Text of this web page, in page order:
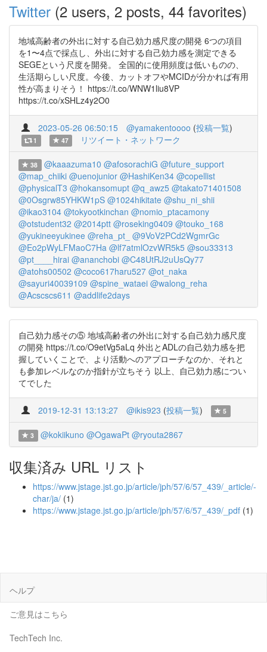
Twitter (2 users, 2 posts, 44 favorites)
地域高齢者の外出に対する自己効力感尺度の開発 6つの項目
を1〜4点で採点し、外出に対する自己効力感を測定できる
SEGEという尺度を開発。 全国的に使用頻度は低いものの、
生活期らしい尺度。今後、カットオフやMCIDが分かれば有用
性が高まりそう！ https://t.co/WNW1liu8VP
https://t.co/xSHLz4y2O0
2023-05-26 06:50:15 @yamakentoooo (投稿一覧)
1 47 リツイート・ネットワーク
38 @kaaazuma10 @afosorachiG @future_support
@map_chiiki @uenojunior @HashiKen34 @copellist
@physicalT3 @hokansomupt @q_awz5 @takato71401508
@0Osgrw85YHKW1pS @1024hikitate @shu_ni_shii
@ikao3104 @tokyootkinchan @nomio_ptacamony
@otstudent32 @2014ptt @roseking0409 @touko_168
@yukineeyukinee @reha_pt_ @9VoV2PCd2WgmrGc
@Eo2pWyLFMaoC7Ha @lf7atmlOzvWR5k5 @sou33313
@pt____hirai @ananchobi @C48UtRJ2uUsQy77
@atohs00502 @coco617haru527 @ot_naka
@sayuri40039109 @spine_wataei @walong_reha
@Acscscs611 @addlife2days
自己効力感その⑤ 地域高齢者の外出に対する自己効力感尺度
の開発 https://t.co/O9etVg5aLq 外出とADLの自己効力感を把
握していくことで、より活動へのアプローチなのか、それと
も参加レベルなのか指針が立ちそう 以上、自己効力感につい
てでした
2019-12-31 13:13:27 @ikis923 (投稿一覧) 5
3 @kokiikuno @OgawaPt @ryouta2867
収集済み URL リスト
https://www.jstage.jst.go.jp/article/jph/57/6/57_439/_article/-
char/ja/ (1)
https://www.jstage.jst.go.jp/article/jph/57/6/57_439/_pdf (1)
ヘルプ
ご意見はこちら
TechTech Inc.